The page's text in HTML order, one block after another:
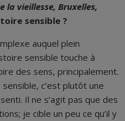
la vieillesse, Bruxelles,
sensible ?
auquel plein
sensible touche à
des sens, principalement.
c’est plutôt une
Il ne s’agit pas que des
je cible un peu ce qu’il y